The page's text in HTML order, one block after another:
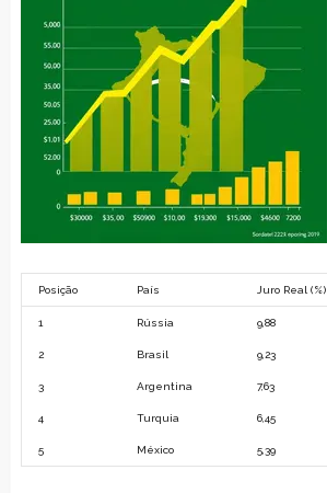
Posição País Juro Real (%)
1 Rússia 9,88
2 Brasil 9,23
3 Argentina 7,63
4 Turquia 6,45
5 México 5,39